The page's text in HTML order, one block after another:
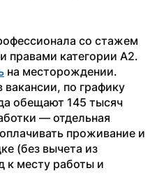
со стажем
правами категории А2.
на месторождении.
вакансии, по графику
обещают 145 тысяч
— отдельная
проживание и
(без вычета из
к месту работы и